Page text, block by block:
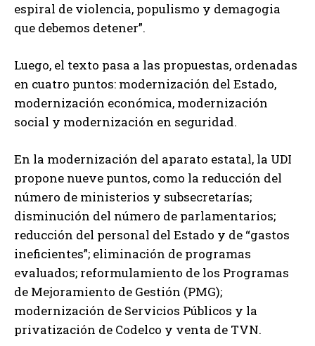
espiral de violencia, populismo y demagogia
que debemos detener”.
Luego, el texto pasa a las propuestas, ordenadas
en cuatro puntos: modernización del Estado,
modernización económica, modernización
social y modernización en seguridad.
En la modernización del aparato estatal, la UDI
propone nueve puntos, como la reducción del
número de ministerios y subsecretarías;
disminución del número de parlamentarios;
reducción del personal del Estado y de “gastos
ineficientes”; eliminación de programas
evaluados; reformulamiento de los Programas
de Mejoramiento de Gestión (PMG);
modernización de Servicios Públicos y la
privatización de Codelco y venta de TVN.